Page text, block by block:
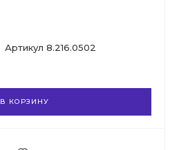
Артикул 8.216.0502
В КОРЗИНУ